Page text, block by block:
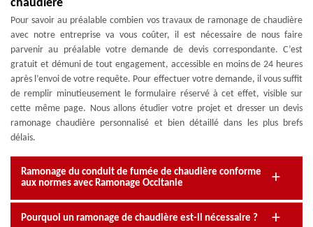
chaudière
Pour savoir au préalable combien vos travaux de ramonage de chaudière
avec notre entreprise va vous coûter, il est nécessaire de nous faire
parvenir au préalable votre demande de devis correspondante. C’est
gratuit et démuni de tout engagement, accessible en moins de 24 heures
après l’envoi de votre requête. Pour effectuer votre demande, il vous suffit
de remplir minutieusement le formulaire réservé à cet effet, visible sur
cette même page. Nous allons étudier votre projet et dresser un devis
ramonage chaudière personnalisé et bien détaillé dans les plus brefs
délais.
Ramonage du conduit de fumée de chaudière conforme
aux normes avec Ramonage Occitanie
Pourquoi un ramonage de chaudière est-il nécessaire ?